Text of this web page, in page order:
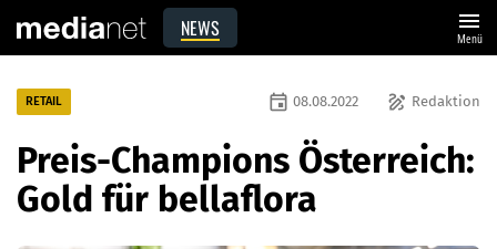
NEWS menu
Menü
RETAIL draw Redaktion
event 08.08.2022
Preis-Champions Österreich:
Gold für bellaflora